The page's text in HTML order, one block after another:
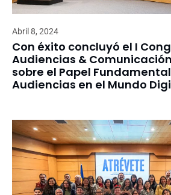
Abril 8, 2024
Con éxito concluyó el I
Audiencias &
sobre el Papel
Audiencias en el Mundo